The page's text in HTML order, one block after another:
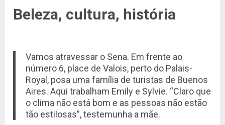
Beleza, cultura, história
Vamos atravessar o Sena. Em frente ao
número 6, place de Valois, perto do Palais-
Royal, posa uma família de turistas de Buenos
Aires. Aqui trabalham Emily e Sylvie. “Claro que
o clima não está bom e as pessoas não estão
tão estilosas”, testemunha a mãe.